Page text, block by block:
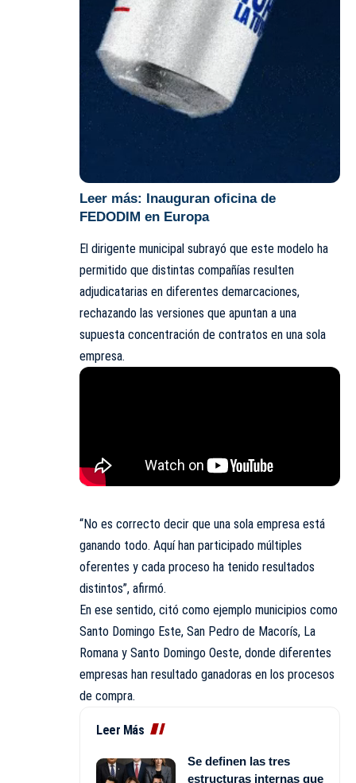
Leer más: Inauguran oficina de
FEDODIM en Europa
El dirigente municipal subrayó que este modelo ha
permitido que distintas compañías resulten
adjudicatarias en diferentes demarcaciones,
rechazando las versiones que apuntan a una
supuesta concentración de contratos en una sola
empresa.
“No es correcto decir que una sola empresa está
ganando todo. Aquí han participado múltiples
oferentes y cada proceso ha tenido resultados
distintos”, afirmó.
En ese sentido, citó como ejemplo municipios como
Santo Domingo Este, San Pedro de Macorís, La
Romana y Santo Domingo Oeste, donde diferentes
empresas han resultado ganadoras en los procesos
de compra.
Leer Más
Se definen las tres
estructuras internas que